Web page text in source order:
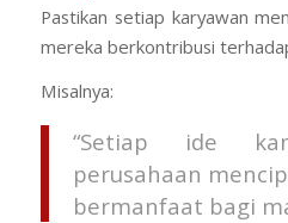
Pastikan setiap karyawan
mereka berkontribusi
Misalnya:
“Setiap ide
perusahaan
bermanfaat bagi